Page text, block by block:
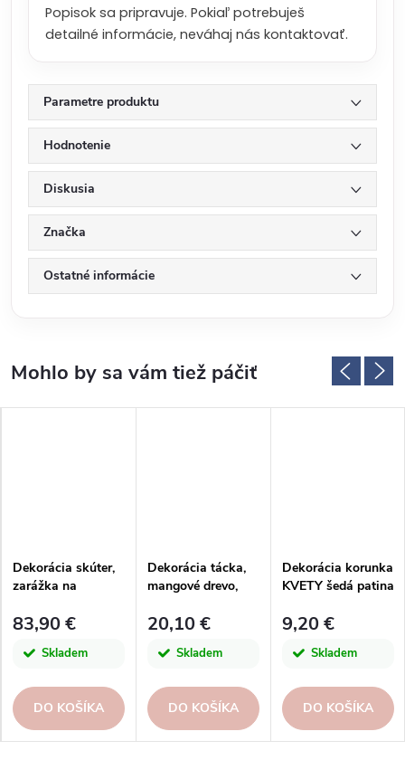
Popisok sa pripravuje. Pokiaľ potrebuješ
detailné informácie, neváhaj nás kontaktovať.
Parametre produktu
Hodnotenie
Diskusia
Značka
Ostatné informácie
Dekorácia skúter,
zarážka na
83,90 €
Skladem
DO KOŠÍKA
Dekorácia tácka,
mangové drevo,
35x20x2cm, ks
20,10 €
Skladem
DO KOŠÍKA
Dekorácia korunka
KVETY šedá patina
dekor
9,20 €
Skladem
DO KOŠÍKA